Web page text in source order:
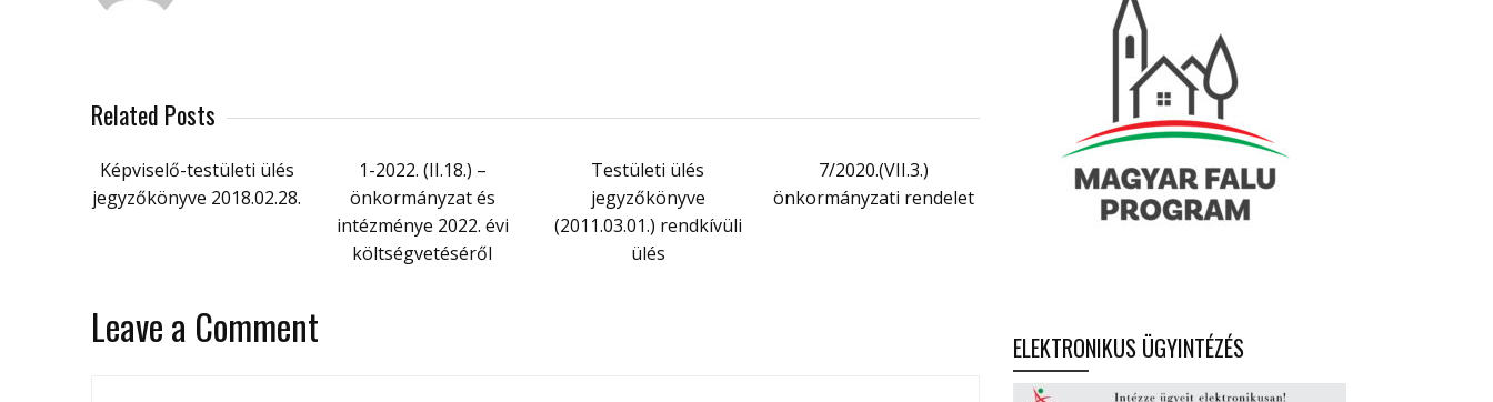
Related Posts
Képviselő-testületi ülés
jegyzőkönyve 2018.02.28.
1-2022. (II.18.) –
önkormányzat és
intézménye 2022. évi
költségvetéséről
Testületi ülés
jegyzőkönyve
(2011.03.01.) rendkívüli
ülés
7/2020.(VII.3.)
önkormányzati rendelet
Leave a Comment ELEKTRONIKUS ÜGYINTÉZÉS